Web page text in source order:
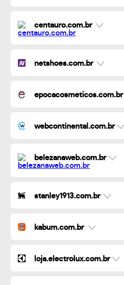
centauro.com.br
netshoes.com.br
epocacosmeticos.com.br
webcontinental.com.br
belezanaweb.com.br
stanley1913.com.br
kabum.com.br
loja.electrolux.com.br